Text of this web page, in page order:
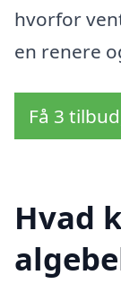
hvorfor
en renere
Få 3
Hvad